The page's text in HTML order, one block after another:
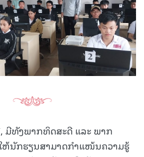
ມີທັງພາກທິດສະດີ ແລະ ພາກ
ຫ້ນັກຮຽນສາມາດກຳແໜ້ນຄວາມຮູ້